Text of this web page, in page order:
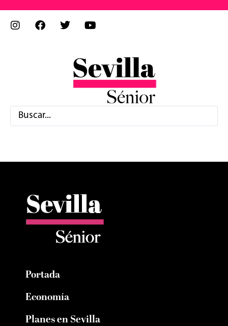
Portada
Economía
Planes en Sevilla